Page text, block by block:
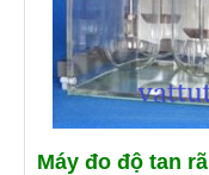
Máy đo độ tan